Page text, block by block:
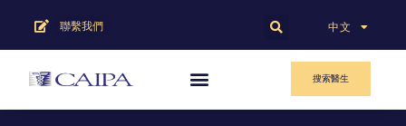
中文
English
聯繫我們
搜索醫生